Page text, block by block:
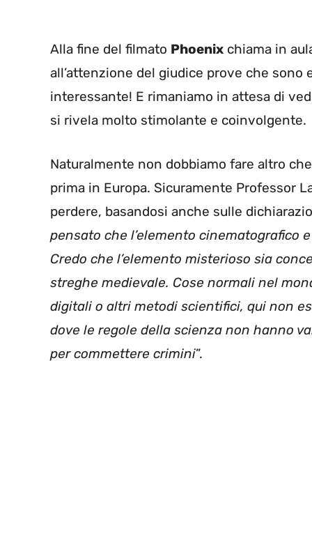
Alla fine del filmato Phoenix chiama in
all’attenzione del giudice prove che
interessante! E rimaniamo in attesa di
si rivela molto stimolante e coinvolgente.
Naturalmente non dobbiamo fare altro
prima in Europa. Sicuramente Professor
perdere, basandosi anche sulle
pensato che l’elemento cinematografico
Credo che l’elemento misterioso sia
streghe medievale. Cose normali nel
digitali o altri metodi scientifici, qui non
dove le regole della scienza non hanno
per commettere crimini”.